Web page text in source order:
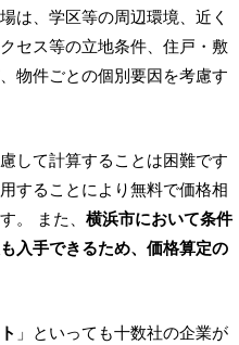
は、学区等の周辺環境、近く
セス等の立地条件、住戸・敷
物件ごとの個別要因を考慮す
して計算することは困難です
することにより無料で価格相
。 また、 横浜市において条件
入手できるため、価格算定の
」といっても十数社の企業が